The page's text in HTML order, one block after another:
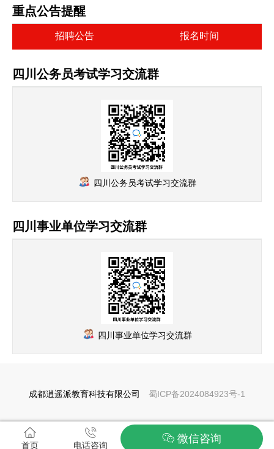
重点公告提醒
招聘公告 报名时间
四川公务员考试学习交流群
四川公务员考试学习交流群
四川事业单位学习交流群
四川事业单位学习交流群
成都逍遥派教育科技有限公司 蜀ICP备2024084923号-1
首页 电话咨询
微信咨询